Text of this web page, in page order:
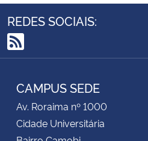
REDES SOCIAIS:
RSS
CAMPUS SEDE
Av. Roraima nº 1000
Cidade Universitária